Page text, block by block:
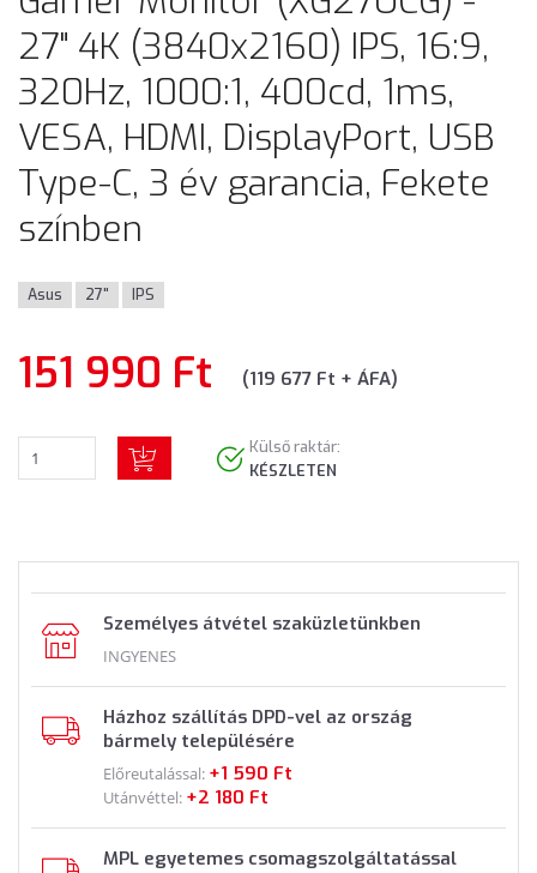
27" 4K (3840x2160) IPS, 16:9,
320Hz, 1000:1, 400cd, 1ms,
VESA, HDMI, DisplayPort, USB
Type-C, 3 év garancia, Fekete
színben
Asus 27" IPS
151 990 Ft (119 677 Ft + ÁFA)
Külső raktár:
KÉSZLETEN
Személyes átvétel szaküzletünkben
INGYENES
Házhoz szállítás DPD-vel az ország
bármely településére
Előreutalással: +1 590 Ft
Utánvéttel: +2 180 Ft
MPL egyetemes csomagszolgáltatással